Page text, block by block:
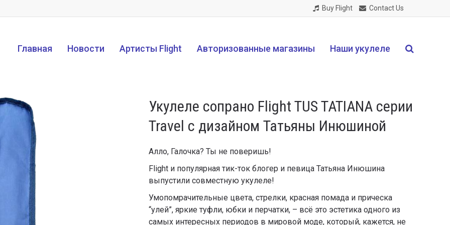
Buy Flight Contact Us
Главная Новости Артисты Flight Авторизованные магазины Наши укулеле
Укулеле сопрано Flight TUS TATIANA серии
Travel с дизайном Татьяны Инюшиной
Алло, Галочка? Ты не поверишь!
Flight и популярная тик-ток блогер и певица Татьяна Инюшина
выпустили совместную укулеле!
Умопомрачительные цвета, стрелки, красная помада и прическа
“улей”, яркие туфли, юбки и перчатки, – всё это эстетика одного из
самых интересных периодов в мировой моде, который, кажется, не